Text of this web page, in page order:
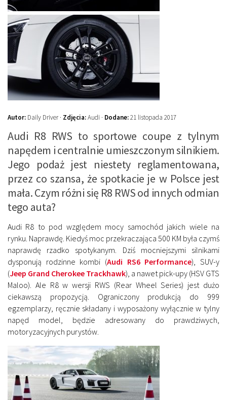
Autor: Daily Driver · Zdjęcia:Audi · Dodane:21 listopada 2017
Audi R8 RWS to sportowe coupe z tylnym
napędem i centralnie umieszczonym silnikiem.
Jego podaż jest niestety reglamentowana,
przez co szansa, że spotkacie je w Polsce jest
mała. Czym różni się R8 RWS od innych odmian
tego auta?
Audi R8 to pod względem mocy samochód jakich wiele na
rynku. Naprawdę. Kiedyś moc przekraczająca 500 KM była czymś
naprawdę rzadko spotykanym. Dziś mocniejszymi silnikami
dysponują rodzinne kombi (Audi RS6 Performance), SUV-y
(Jeep Grand Cherokee Trackhawk), a nawet pick-upy (HSV GTS
Maloo). Ale R8 w wersji RWS (Rear Wheel Series) jest dużo
ciekawszą propozycją. Ograniczony produkcją do 999
egzemplarzy, ręcznie składany i wyposażony wyłącznie w tylny
napęd model, będzie adresowany do prawdziwych,
motoryzacyjnych purystów.